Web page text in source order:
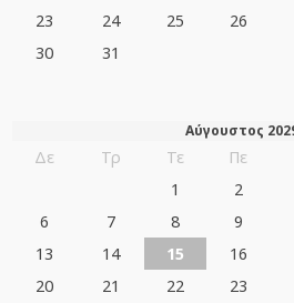
23
24 25 26
30
31
Αύγουστος
Δε Τρ Τε Πε
1
2
6
7 8 9
13
14 15 16
20
21 22 23